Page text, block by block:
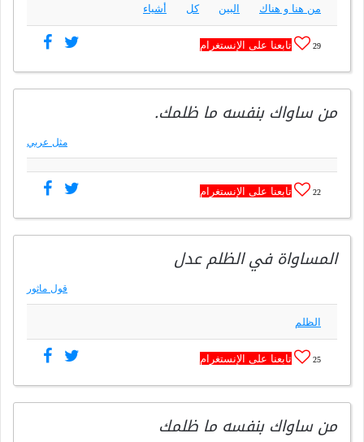
من هنا و هناك البين كل أشياء
29 تابعنا على الإنستغرام
من ساواك بنفسه ما ظلمك.
مثل عربي
22 تابعنا على الإنستغرام
المساواة في الظلم عدل
قول ماثور
الظلم
25 تابعنا على الإنستغرام
من ساواك بنفسه ما ظلمك